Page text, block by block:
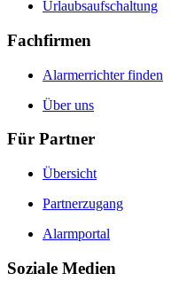
Urlaubsaufschaltung
Fachfirmen
Alarmerrichter finden
Über uns
Für Partner
Übersicht
Partnerzugang
Alarmportal
Soziale Medien